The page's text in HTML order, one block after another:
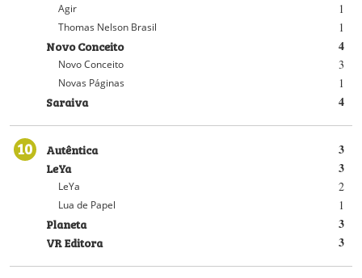
1
Agir
1
Thomas Nelson Brasil
4
Novo Conceito
3
Novo Conceito
1
Novas Páginas
4
Saraiva
10 3
Autêntica
3
LeYa
2
LeYa
1
Lua de Papel
3
Planeta
3
VR Editora